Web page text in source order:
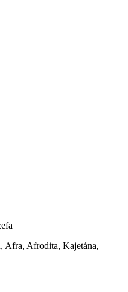
Afra, Afrodita, Kajetána,